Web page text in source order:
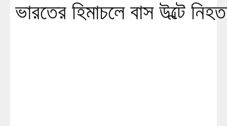
ভারতের হিমাচলে বাস উল্টে